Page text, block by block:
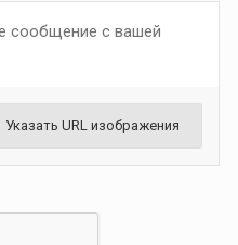
сообщение с вашей
Указать URL изображения